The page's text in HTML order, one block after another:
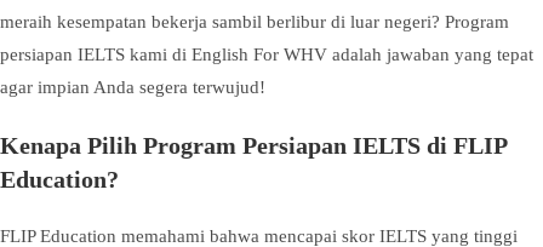
meraih kesempatan bekerja sambil berlibur di luar negeri? Program
persiapan IELTS kami di English For WHV adalah jawaban yang tepat
agar impian Anda segera terwujud!
Kenapa Pilih Program Persiapan IELTS di FLIP
Education?
FLIP Education memahami bahwa mencapai skor IELTS yang tinggi